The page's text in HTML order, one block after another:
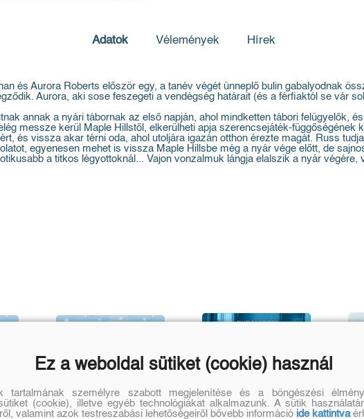
Adatok Vélemények Hírek
és Aurora Roberts először egy, a tanév végét ünneplő bulin gabalyodnak
Aurora, aki sose feszegeti a vendégség határait (és a férfiaktól se vár
annak a nyári tábornak az első napján, ahol mindketten tábori felügyelők,
messze kerül Maple Hillstől, elkerülheti apja szerencsejáték-függőségének
és vissza akar térni oda, ahol utoljára igazán otthon érezte magát. Russ
egyenesen mehet is vissza Maple Hillsbe még a nyár vége előtt, de
a titkos légyottoknál... Vajon vonzalmuk lángja elalszik a nyár végére,
Ez a weboldal sütiket (cookie) használ
tartalmának személyre szabott megjelenítése és a böngészési
(cookie), illetve egyéb technológiákat alkalmazunk. A sütik
valamint azok testreszabási lehetőségeiről bővebb információ ide kattintva